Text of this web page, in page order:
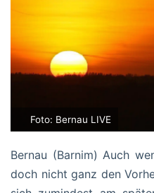
Foto: Bernau LIVE
Bernau (Barnim) Auch
doch nicht ganz den